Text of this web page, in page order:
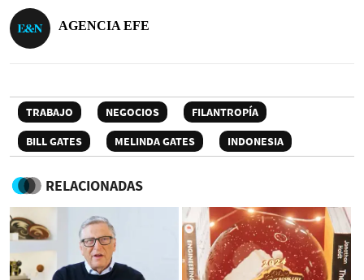
AGENCIA EFE
TRABAJO NEGOCIOS
FILANTROPÍA
BILL GATES
MELINDA GATES INDONESIA
RELACIONADAS